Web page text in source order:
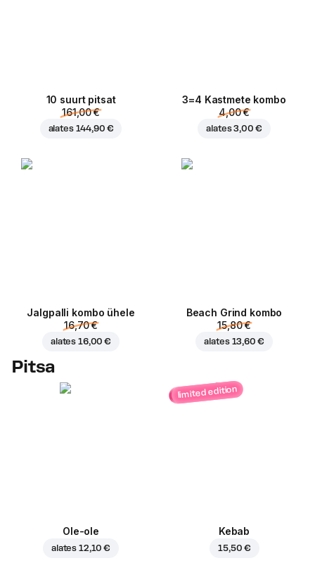
10 suurt pitsat
161,00 €
alates 144,90 €
3=4 Kastmete kombo
4,00 €
alates3,00 €
Jalgpalli kombo ühele
16,70 €
alates 16,00 €
Beach Grind kombo
15,80 €
alates 13,60 €
Pitsa
Ole-ole
alates 12,10 €
limited edition
Kebab
15,50 €